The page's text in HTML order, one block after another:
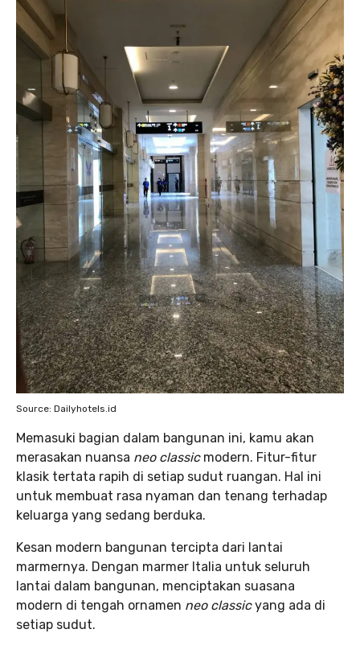
Source: Dailyhotels.id
Memasuki bagian dalam bangunan ini, kamu akan
merasakan nuansa neo classicmodern. Fitur-fitur
klasik tertata rapih di setiap sudut ruangan. Hal ini
untuk membuat rasa nyaman dan tenang terhadap
keluarga yang sedang berduka.
Kesan modern bangunan tercipta dari lantai
marmernya. Dengan marmer Italia untuk seluruh
lantai dalam bangunan, menciptakan suasana
modern di tengah ornamen neo classicyang ada di
setiap sudut.